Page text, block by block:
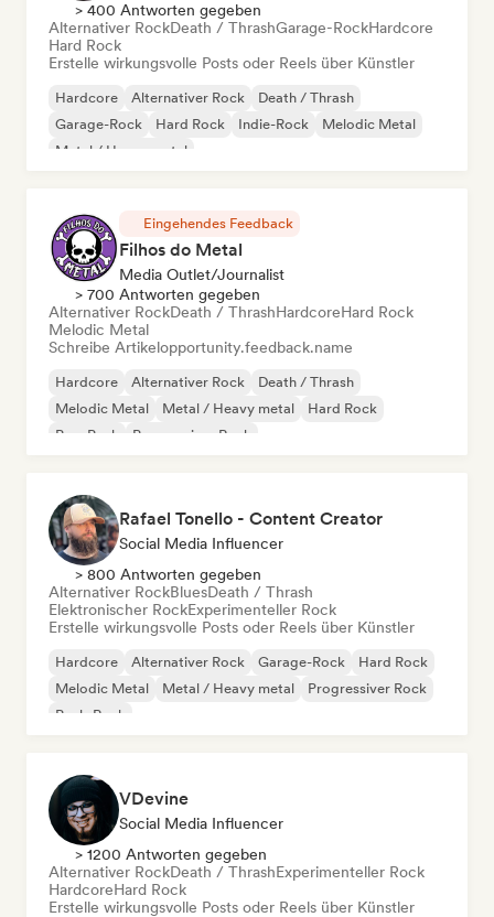
> 400 Antworten gegeben
Alternativer RockDeath / ThrashGarage-RockHardcore
Hard Rock
Erstelle wirkungsvolle Posts oder Reels über Künstler
Hardcore Alternativer Rock
Death / Thrash
Garage-Rock
Hard Rock Indie-Rock
Melodic Metal
Metal / Heavy metal
Eingehendes Feedback
Filhos do Metal
Media Outlet/Journalist
> 700 Antworten gegeben
Alternativer RockDeath / ThrashHardcoreHard Rock
Melodic Metal
Schreibe Artikelopportunity.feedback.name
Hardcore Alternativer Rock
Death / Thrash
Melodic Metal
Metal / Heavy metal
Hard Rock
Pop-Punk
Progressiver Rock
Rafael Tonello - Content Creator
Social Media Influencer
> 800 Antworten gegeben
Alternativer RockBluesDeath / Thrash
Elektronischer RockExperimenteller Rock
Erstelle wirkungsvolle Posts oder Reels über Künstler
Hardcore Alternativer Rock Garage-Rock
Hard Rock
Melodic Metal
Metal / Heavy metal
Progressiver Rock
Punk-Rock
VDevine
Social Media Influencer
> 1200 Antworten gegeben
Alternativer RockDeath / ThrashExperimenteller Rock
HardcoreHard Rock
Erstelle wirkungsvolle Posts oder Reels über Künstler